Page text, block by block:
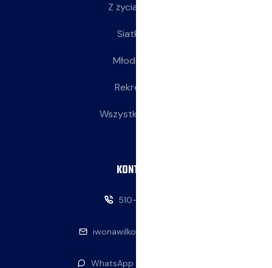
Z życia klubu
Siatkarki
Młodziczki
Rekreacja
Wszystkie wpisy
KONTAKT
510-146-069
iwonawilkowska@interia.pl
WhatsApp — napisz do nas